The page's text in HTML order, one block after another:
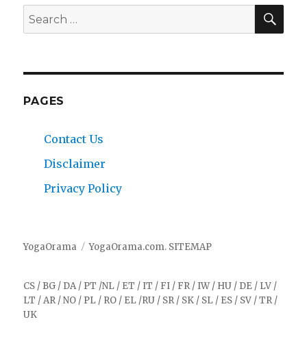
Search
for:
PAGES
Contact Us
Disclaimer
Privacy Policy
YogaOrama YogaOrama.com. SITEMAP
CS / BG / DA/ PT /NL / ET / IT / FI / FR / IW / HU / DE / LV /
LT /AR /NO / PL / RO / EL /RU / SR / SK / SL / ES / SV /TR /
UK